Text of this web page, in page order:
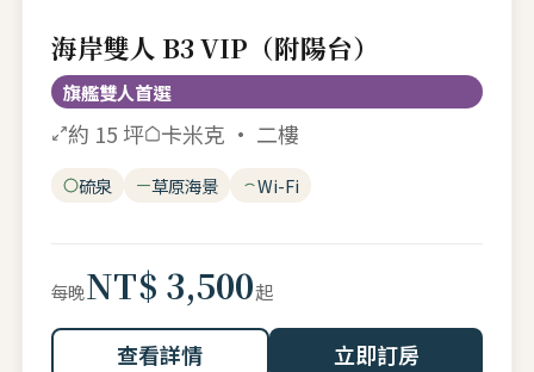
海岸雙人 B3 VIP（附陽台）
旗艦雙人首選
約 15 坪 卡米克 · 二樓
硫泉 草原海景 Wi-Fi
每晚NT$ 3,500起
查看詳情 立即訂房